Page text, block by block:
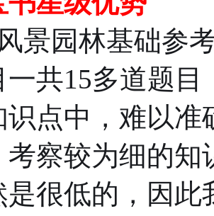
景园林基础参
一共15多道题
识点中，难以准
考察较为细的
是很低的，因